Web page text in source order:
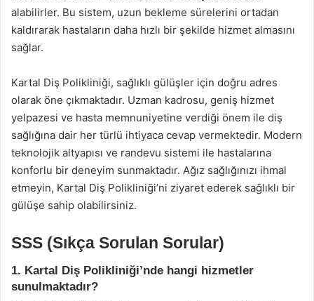
alabilirler. Bu sistem, uzun bekleme sürelerini ortadan
kaldırarak hastaların daha hızlı bir şekilde hizmet almasını
sağlar.
Kartal Diş Polikliniği, sağlıklı gülüşler için doğru adres
olarak öne çıkmaktadır. Uzman kadrosu, geniş hizmet
yelpazesi ve hasta memnuniyetine verdiği önem ile diş
sağlığına dair her türlü ihtiyaca cevap vermektedir. Modern
teknolojik altyapısı ve randevu sistemi ile hastalarına
konforlu bir deneyim sunmaktadır. Ağız sağlığınızı ihmal
etmeyin, Kartal Diş Polikliniği’ni ziyaret ederek sağlıklı bir
gülüşe sahip olabilirsiniz.
SSS (Sıkça Sorulan Sorular)
1. Kartal Diş Polikliniği’nde hangi hizmetler
sunulmaktadır?